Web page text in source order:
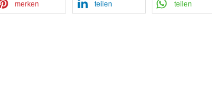
merken teilen teilen